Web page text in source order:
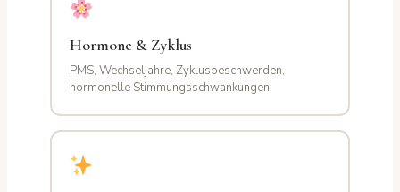
Hormone & Zyklus
PMS, Wechseljahre, Zyklusbeschwerden,
hormonelle Stimmungsschwankungen